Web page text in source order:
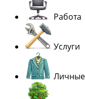
Работа
Услуги